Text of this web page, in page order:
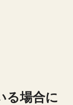
る場合に